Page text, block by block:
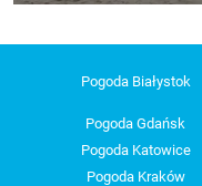
Pogoda Białystok
Pogoda Gdańsk
Pogoda Katowice
Pogoda Kraków